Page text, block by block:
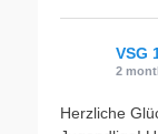
VSG
2
Herzliche